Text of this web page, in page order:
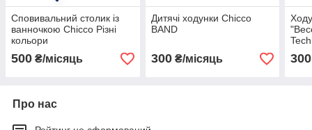
Сповивальний столик із
ванночкою Chicco Різні
кольори
500 ₴/місяць
Дитячі ходунки Chicco
BAND
300₴/місяць
Tech
300
Про нас